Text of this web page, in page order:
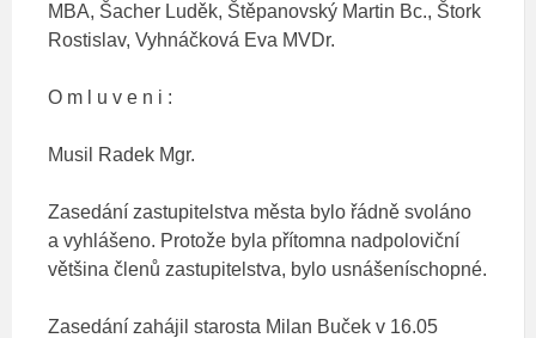
MBA, Šacher Luděk, Štěpanovský Martin Bc., Štork
Rostislav, Vyhnáčková Eva MVDr.
O m l u v e n i :
Musil Radek Mgr.
Zasedání zastupitelstva města bylo řádně svoláno
a vyhlášeno. Protože byla přítomna nadpoloviční
většina členů zastupitelstva, bylo usnášeníschopné.
Zasedání zahájil starosta Milan Buček v 16.05